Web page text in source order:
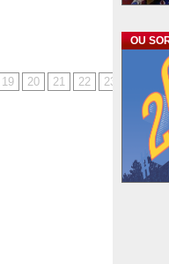
19 20 21 22 23 25
OU